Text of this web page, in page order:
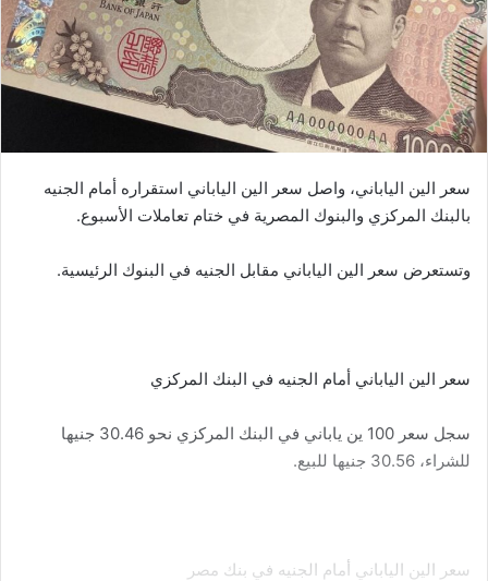
سعر الين الياباني، واصل سعر الين الياباني استقراره أمام الجنيه
بالبنك المركزي والبنوك المصرية في ختام تعاملات الأسبوع.
وتستعرض سعر الين الياباني مقابل الجنيه في البنوك الرئيسية.
سعر الين الياباني أمام الجنيه في البنك المركزي
سجل سعر 100 ين ياباني في البنك المركزي نحو 30.46 جنيها
للشراء، 30.56 جنيها للبيع.
سعر الين الياباني أمام الجنيه في بنك مصر